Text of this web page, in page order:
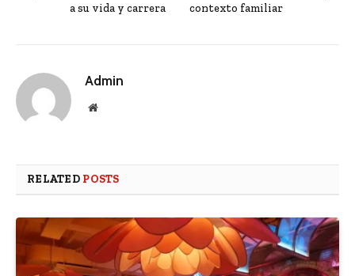
a su vida y carrera
contexto familiar
Admin
Website
RELATED POSTS